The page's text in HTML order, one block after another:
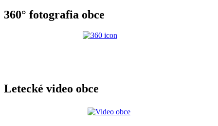
360° fotografia obce
Letecké video obce